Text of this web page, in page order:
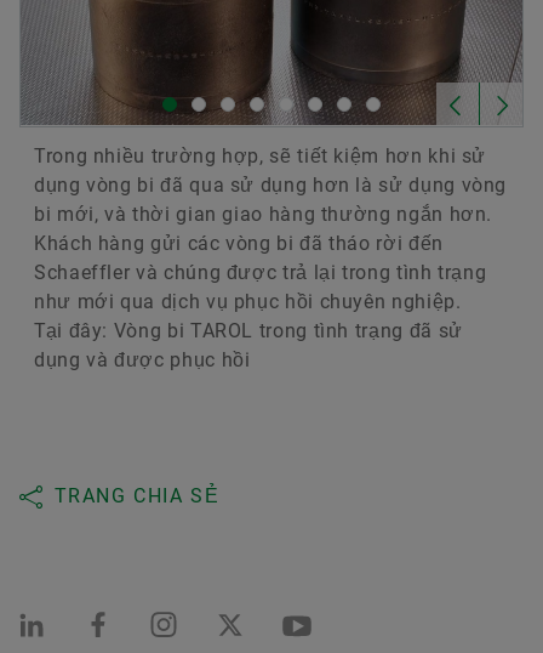
Trong nhiều trường hợp, sẽ tiết kiệm hơn khi sử
dụng vòng bi đã qua sử dụng hơn là sử dụng vòng
bi mới, và thời gian giao hàng thường ngắn hơn.
Khách hàng gửi các vòng bi đã tháo rời đến
Schaeffler và chúng được trả lại trong tình trạng
như mới qua dịch vụ phục hồi chuyên nghiệp.
Tại đây: Vòng bi TAROL trong tình trạng đã sử
dụng và được phục hồi
TRANG CHIA SẺ